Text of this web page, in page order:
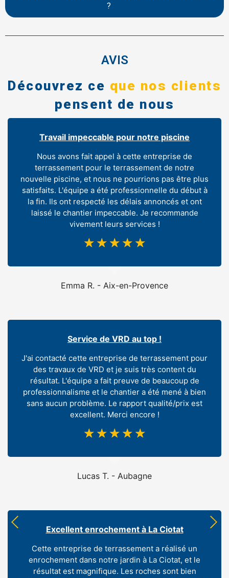
?
AVIS
Découvrez ce que nos clients
pensent de nous
Emma R. - Aix-en-Provence
Travail impeccable pour notre piscine
Nous avons fait appel à cette entreprise de
terrassement pour le terrassement de notre
nouvelle piscine, et nous ne pourrions pas être plus
satisfaits. L'équipe a été professionnelle du début à
la fin. Ils ont respecté les délais annoncés et ont
laissé le chantier impeccable. Je recommande
vivement leurs services !
☆ ☆ ☆ ☆ ☆
Lucas T. - Aubagne
Service de VRD au top !
J'ai contacté cette entreprise de terrassement pour
des travaux de VRD et je suis très content du
résultat. L'équipe a fait preuve de beaucoup de
professionnalisme et le chantier a été mené à bien
sans aucun problème. Le rapport qualité/prix est
excellent. Merci encore !
☆ ☆ ☆ ☆ ☆
Excellent enrochement à La Ciotat
Cette entreprise de terrassement a réalisé un
enrochement dans notre jardin à La Ciotat, et le
résultat est magnifique. Les roches sont bien